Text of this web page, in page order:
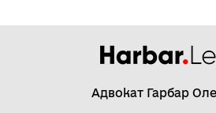
Адвокат Гарбар